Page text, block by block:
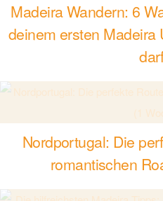
Madeira Wandern: 6
deinem ersten Madeira
Nordportugal: Die
romantischen